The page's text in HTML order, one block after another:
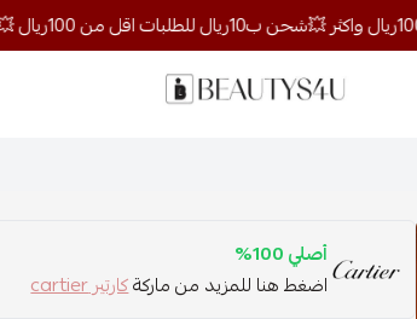
روائح الجمال
أصلي 100%
اضغط هنا للمزيد من ماركةكارتير cartier